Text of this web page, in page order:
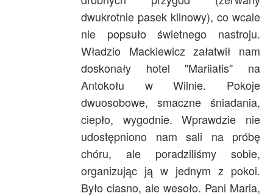
dwukrotnie pasek klinowy), co wcale
nie popsuło świetnego nastroju.
Władzio Mackiewicz załatwił nam
doskonały hotel "Mariiałis" na
Antokołu w Wilnie. Pokoje
dwuosobowe, smaczne śniadania,
ciepło, wygodnie. Wprawdzie nie
udostępniono nam sali na próbę
chóru, ale poradziliśmy sobie,
organizując ją w jednym z pokoi.
Było ciasno, ale wesoło. Pani Maria,